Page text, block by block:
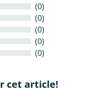
(0)
(0)
(0)
(0)
(0)
cet article!